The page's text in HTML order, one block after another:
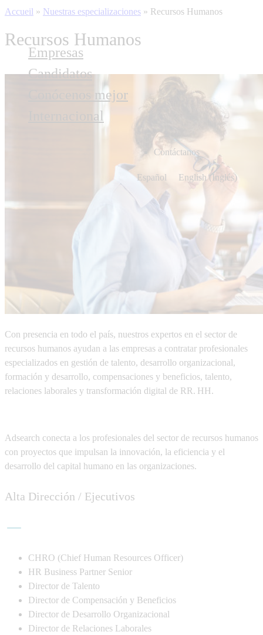
Empresas
Candidatos
Conócenos mejor
Internacional
Contáctanos
Español English (Inglés)
Accueil » Nuestras especializaciones » Recursos Humanos
Recursos Humanos
Con presencia en todo el país, nuestros expertos en el sector de
recursos humanos ayudan a las empresas a contratar profesionales
especializados en gestión de talento, desarrollo organizacional,
formación y desarrollo, compensaciones y beneficios, talento,
relaciones laborales y transformación digital de RR. HH.
Adsearch conecta a los profesionales del sector de recursos humanos
con proyectos que impulsan la innovación, la eficiencia y el
desarrollo del capital humano en las organizaciones.
Alta Dirección / Ejecutivos
CHRO (Chief Human Resources Officer)
HR Business Partner Senior
Director de Talento
Director de Compensación y Beneficios
Director de Desarrollo Organizacional
Director de Relaciones Laborales